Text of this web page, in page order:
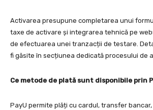
Activarea presupune completarea unui
taxe de activare și integrarea tehnică pe
de efectuarea unei tranzacții de testare.
fi găsite în secțiunea dedicată procesului de
Ce metode de plată sunt disponibile prin
PayU permite plăți cu cardul, transfer bancar,